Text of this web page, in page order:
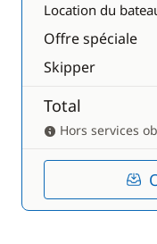
Location du
Offre spéciale
Skipper
Total
Hors services